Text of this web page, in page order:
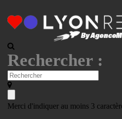
Rechercher :
Merci d'indiquer au moins 3